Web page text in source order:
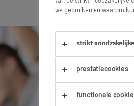
we gebruiken en waarom
strikt
prestatiecookies
functionele